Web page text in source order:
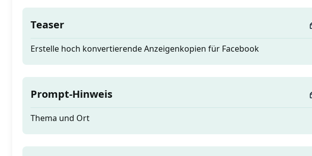
Teaser
Erstelle hoch konvertierende Anzeigenkopien für Facebook
Prompt-Hinweis
Thema und Ort